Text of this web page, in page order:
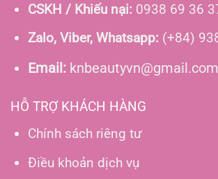
CSKH / Khiếu nại: 0938 69 36
Zalo, Viber, Whatsapp: (+84)
Email:knbeautyvn@gmail.com
HỖ TRỢ KHÁCH HÀNG
Chính sách riêng tư
Điều khoản dịch vụ